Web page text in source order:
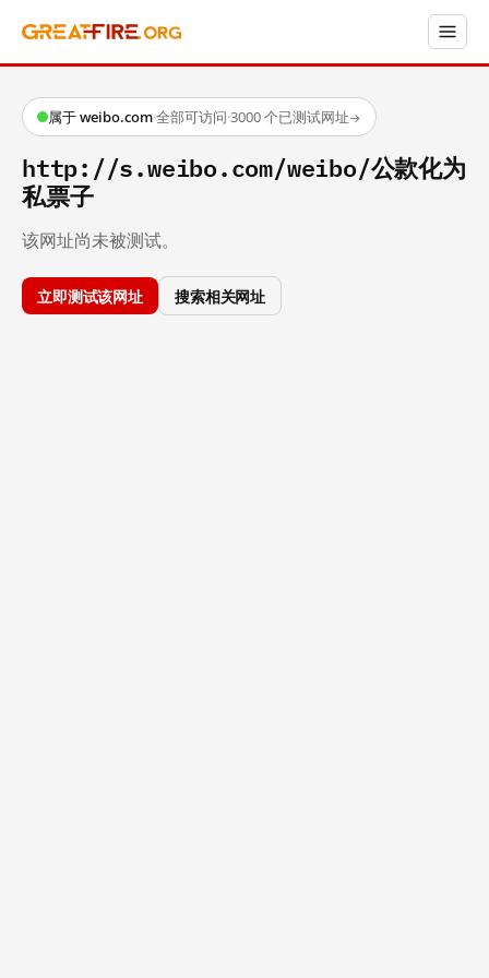
属于 weibo.com·全部可访问·3000 个已测试网址→
http://s.weibo.com/weibo/公款化为
私票子
该网址尚未被测试。
立即测试该网址 搜索相关网址